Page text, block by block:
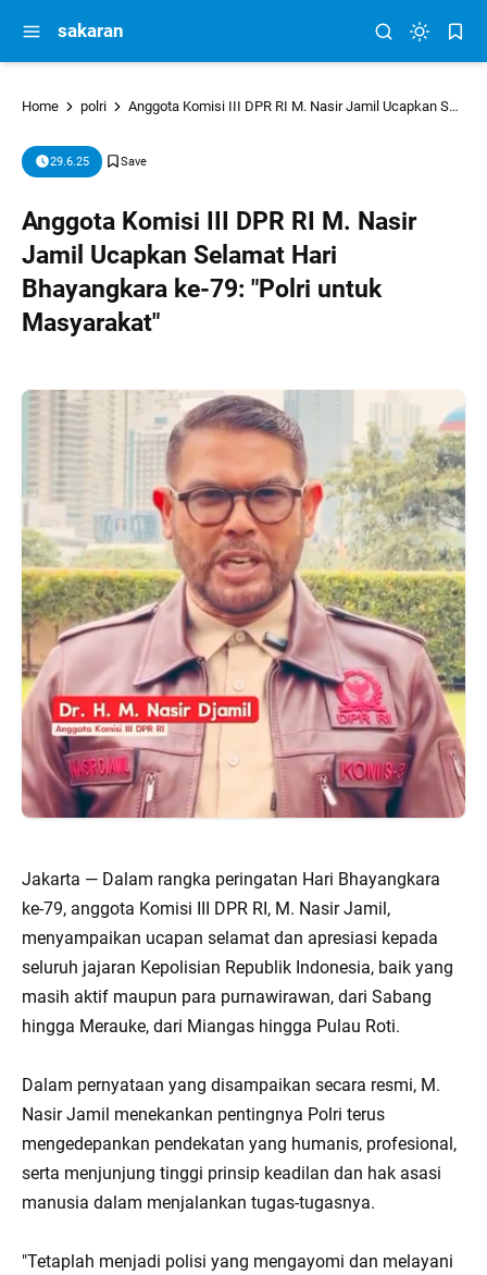
sakaran
Home polri Anggota Komisi III DPR RI M. Nasir Jamil Ucapkan Selamat Hari Bhayangkara ke-79: "Polri untuk Masyarakat"
29.6.25
Anggota Komisi III DPR RI M. Nasir
Jamil Ucapkan Selamat Hari
Bhayangkara ke-79: "Polri untuk
Masyarakat"
Jakarta — Dalam rangka peringatan Hari Bhayangkara
ke-79, anggota Komisi III DPR RI, M. Nasir Jamil,
menyampaikan ucapan selamat dan apresiasi kepada
seluruh jajaran Kepolisian Republik Indonesia, baik yang
masih aktif maupun para purnawirawan, dari Sabang
hingga Merauke, dari Miangas hingga Pulau Roti.
Dalam pernyataan yang disampaikan secara resmi, M.
Nasir Jamil menekankan pentingnya Polri terus
mengedepankan pendekatan yang humanis, profesional,
serta menjunjung tinggi prinsip keadilan dan hak asasi
manusia dalam menjalankan tugas-tugasnya.
"Tetaplah menjadi polisi yang mengayomi dan melayani